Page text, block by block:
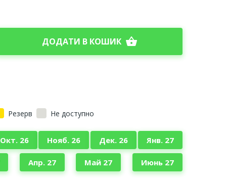
ДОДАТИ В КОШИК shopping_basket
Резерв Не доступно
Окт. 26 Нояб. 26 Дек. 26 Янв. 27
Апр. 27 Май 27 Июнь 27